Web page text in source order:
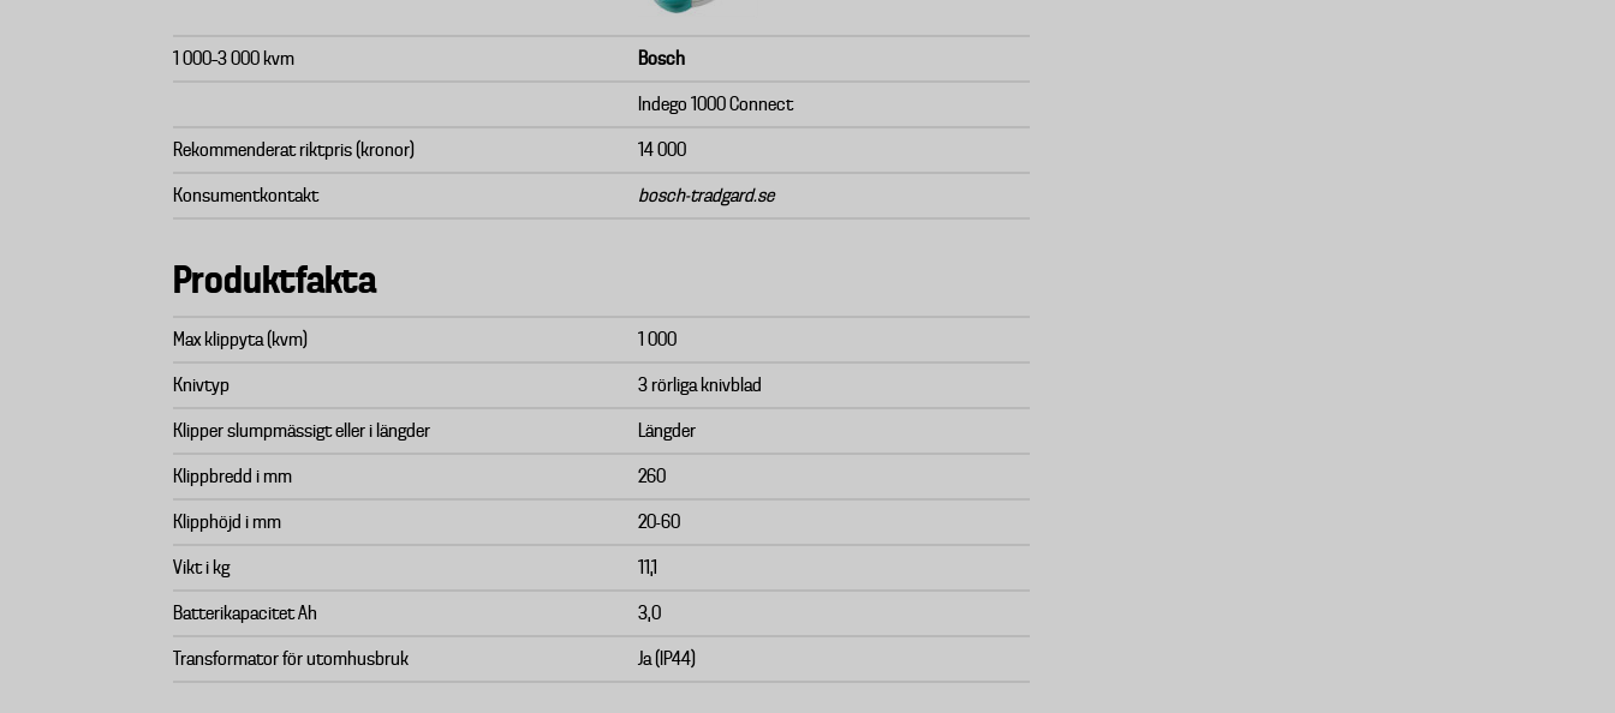
1 000–3 000 kvm Bosch
Indego 1000 Connect
Rekommenderat riktpris (kronor) 14 000
Konsumentkontakt bosch-tradgard.se
Produktfakta
Max klippyta (kvm) 1 000
Knivtyp 3 rörliga knivblad
Klipper slumpmässigt eller i längder Längder
Klippbredd i mm 260
Klipphöjd i mm 20-60
Vikt i kg 11,1
Batterikapacitet Ah 3,0
Transformator för utomhusbruk Ja (IP44)